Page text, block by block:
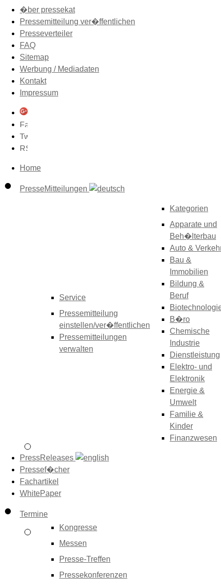
�ber pressekat
Pressemitteilung ver�ffentlichen
Presseverteiler
FAQ
Sitemap
Werbung / Mediadaten
Kontakt
Impressum
Home
PresseMitteilungen
Service
Pressemitteilung
einstellen/ver�ffentlichen
Pressemitteilungen
verwalten
Kategorien
Apparate und
Beh�lterbau
Auto &
Bau &
Immobilien
Bildung &
Beruf
B�ro
Chemische
Industrie
Dienstleistung
Elektro- und
Elektronik
Energie &
Umwelt
Familie &
Kinder
Finanzwesen
PressReleases
Pressef�cher
Fachartikel
WhitePaper
Termine
Kongresse
Messen
Presse-Treffen
Pressekonferenzen